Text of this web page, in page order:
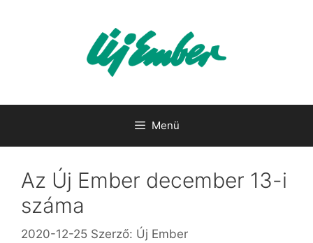
Menü
Az Új Ember december 13-i
száma
2020-12-25 Szerző: Új Ember